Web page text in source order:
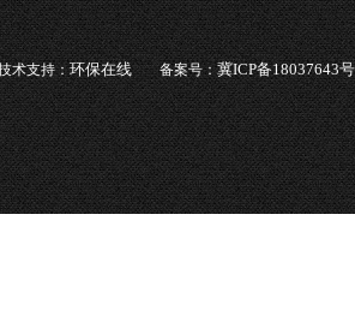
术支持：环保在线 备案号：冀ICP备18037643